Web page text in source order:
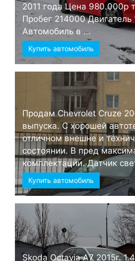
2011 года Цена 980.000р
Пробег 214000
Автомобиль в ...
Купить автомобиль
Продам Chevrolet Cruze
выпуска. С хорошей
отличном внешне и
состоянии. В пред
комплектации. Датчик
Купить автомобиль
Skoda Octavia А7 2015г.